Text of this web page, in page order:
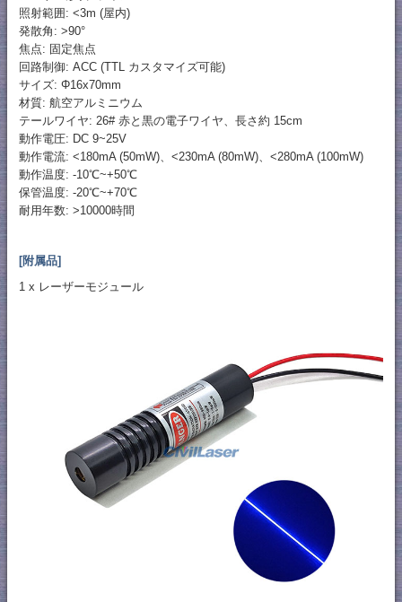
照射範囲: <3m (屋内)
発散角: >90°
焦点: 固定焦点
回路制御: ACC (TTL カスタマイズ可能)
サイズ: Φ16x70mm
材質: 航空アルミニウム
テールワイヤ: 26# 赤と黒の電子ワイヤ、長さ約 15cm
動作電圧: DC 9~25V
動作電流: <180mA (50mW)、<230mA (80mW)、<280mA (100mW)
動作温度: -10℃~+50℃
保管温度: -20℃~+70℃
耐用年数: >10000時間
[附属品]
1 x レーザーモジュール